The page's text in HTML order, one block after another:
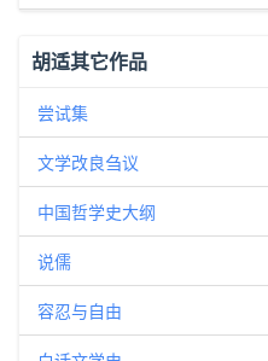
胡适其它作品
尝试集
文学改良刍议
中国哲学史大纲
说儒
容忍与自由